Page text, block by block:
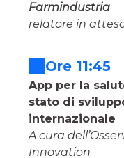
Farmindustria
relatore in
Ore 11:45
App per la
stato di
internazionale
A cura
Innovation